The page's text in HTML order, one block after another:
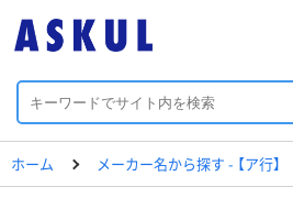
ホーム メーカー名から探す - 【ア行】